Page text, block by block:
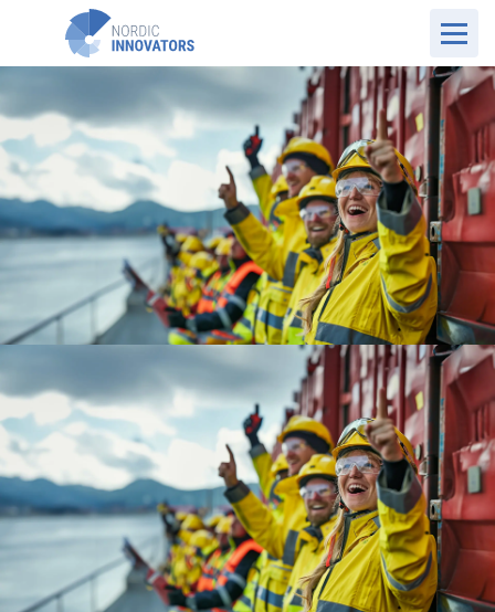
NO Website Kundehistorier FourPro Solutions
Innovasjon og miljøfokus:
FourPro Solutions’